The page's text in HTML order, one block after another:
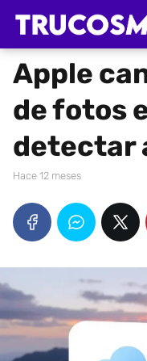
Apple
de fotos
detectar
hace 12 meses